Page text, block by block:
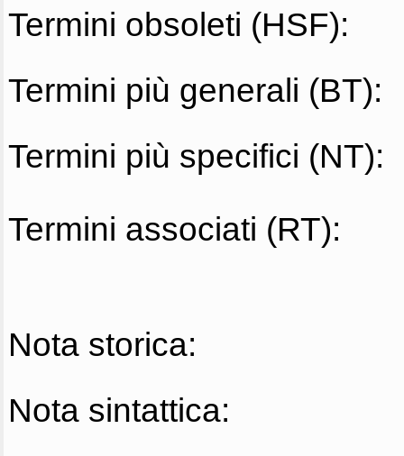
Termini obsoleti (HSF):
Termini più generali (BT):
Termini più specifici (NT):
Termini associati (RT):
Nota storica:
Nota sintattica: